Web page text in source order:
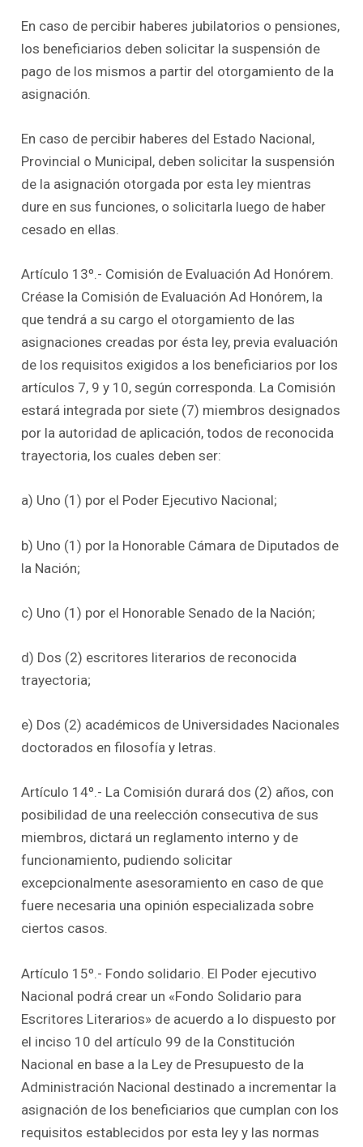
En caso de percibir haberes jubilatorios o pensiones,
los beneficiarios deben solicitar la suspensión de
pago de los mismos a partir del otorgamiento de la
asignación.
En caso de percibir haberes del Estado Nacional,
Provincial o Municipal, deben solicitar la suspensión
de la asignación otorgada por esta ley mientras
dure en sus funciones, o solicitarla luego de haber
cesado en ellas.
Artículo 13º.- Comisión de Evaluación Ad Honórem.
Créase la Comisión de Evaluación Ad Honórem, la
que tendrá a su cargo el otorgamiento de las
asignaciones creadas por ésta ley, previa evaluación
de los requisitos exigidos a los beneficiarios por los
artículos 7, 9 y 10, según corresponda. La Comisión
estará integrada por siete (7) miembros designados
por la autoridad de aplicación, todos de reconocida
trayectoria, los cuales deben ser:
a) Uno (1) por el Poder Ejecutivo Nacional;
b) Uno (1) por la Honorable Cámara de Diputados de
la Nación;
c) Uno (1) por el Honorable Senado de la Nación;
d) Dos (2) escritores literarios de reconocida
trayectoria;
e) Dos (2) académicos de Universidades Nacionales
doctorados en filosofía y letras.
Artículo 14º.- La Comisión durará dos (2) años, con
posibilidad de una reelección consecutiva de sus
miembros, dictará un reglamento interno y de
funcionamiento, pudiendo solicitar
excepcionalmente asesoramiento en caso de que
fuere necesaria una opinión especializada sobre
ciertos casos.
Artículo 15º.- Fondo solidario. El Poder ejecutivo
Nacional podrá crear un «Fondo Solidario para
Escritores Literarios» de acuerdo a lo dispuesto por
el inciso 10 del artículo 99 de la Constitución
Nacional en base a la Ley de Presupuesto de la
Administración Nacional destinado a incrementar la
asignación de los beneficiarios que cumplan con los
requisitos establecidos por esta ley y las normas